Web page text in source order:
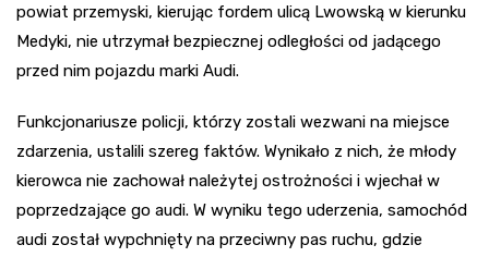
powiat przemyski, kierując fordem ulicą Lwowską w kierunku
Medyki, nie utrzymał bezpiecznej odległości od jadącego
przed nim pojazdu marki Audi.
Funkcjonariusze policji, którzy zostali wezwani na miejsce
zdarzenia, ustalili szereg faktów. Wynikało z nich, że młody
kierowca nie zachował należytej ostrożności i wjechał w
poprzedzające go audi. W wyniku tego uderzenia, samochód
audi został wypchnięty na przeciwny pas ruchu, gdzie